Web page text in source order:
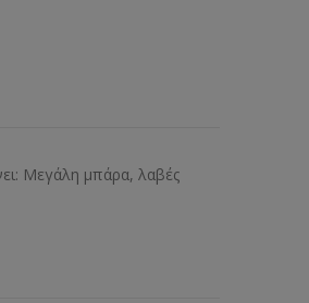
Μεγάλη μπάρα, λαβές